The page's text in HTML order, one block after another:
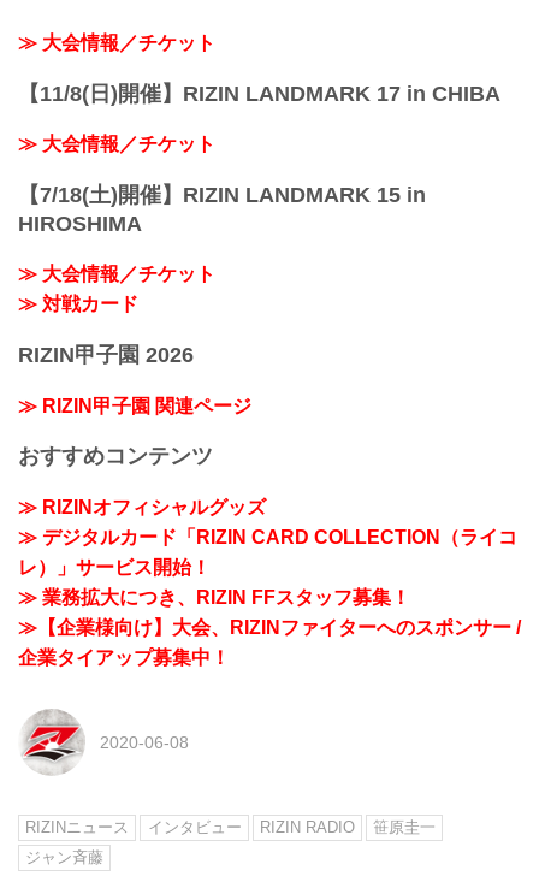
≫ 大会情報／チケット
【11/8(日)開催】RIZIN LANDMARK 17 in CHIBA
≫ 大会情報／チケット
【7/18(土)開催】RIZIN LANDMARK 15 in
HIROSHIMA
≫ 大会情報／チケット
≫ 対戦カード
RIZIN甲子園 2026
≫ RIZIN甲子園 関連ページ
おすすめコンテンツ
≫ RIZINオフィシャルグッズ
≫ デジタルカード「RIZIN CARD COLLECTION（ライコ
レ）」サービス開始！
≫ 業務拡大につき、RIZIN FFスタッフ募集！
≫【企業様向け】大会、RIZINファイターへのスポンサー /
企業タイアップ募集中！
2020-06-08
RIZINニュース インタビュー RIZIN RADIO
笹原圭一
ジャン斉藤